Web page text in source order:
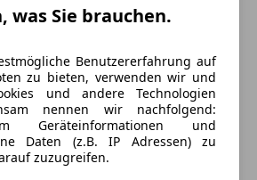
was Sie brauchen.
Benutzererfahrung auf
zu bieten, verwenden wir und
und andere Technologien
nennen wir nachfolgend:
Geräteinformationen und
Daten (z.B. IP Adressen) zu
zuzugreifen.